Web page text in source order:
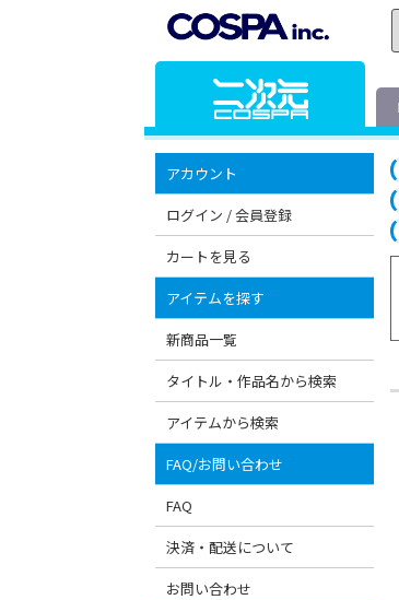
アカウント
ログイン / 会員登録
カートを見る
アイテムを探す
新商品一覧
タイトル・作品名から検索
アイテムから検索
FAQ/お問い合わせ
FAQ
決済・配送について
お問い合わせ